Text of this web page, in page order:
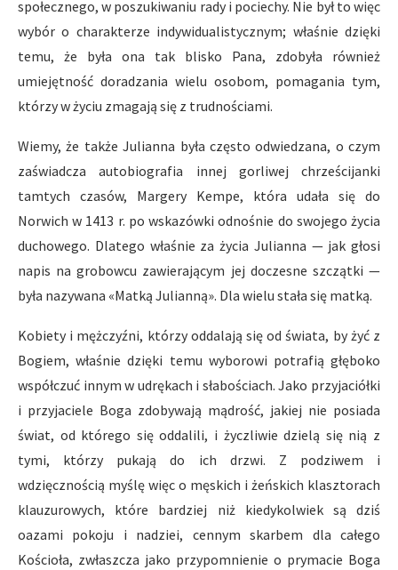
społecznego, w poszukiwaniu rady i pociechy. Nie był to więc
wybór o charakterze indywidualistycznym; właśnie dzięki
temu, że była ona tak blisko Pana, zdobyła również
umiejętność doradzania wielu osobom, pomagania tym,
którzy w życiu zmagają się z trudnościami.
Wiemy, że także Julianna była często odwiedzana, o czym
zaświadcza autobiografia innej gorliwej chrześcijanki
tamtych czasów, Margery Kempe, która udała się do
Norwich w 1413 r. po wskazówki odnośnie do swojego życia
duchowego. Dlatego właśnie za życia Julianna — jak głosi
napis na grobowcu zawierającym jej doczesne szczątki —
była nazywana «Matką Julianną». Dla wielu stała się matką.
Kobiety i mężczyźni, którzy oddalają się od świata, by żyć z
Bogiem, właśnie dzięki temu wyborowi potrafią głęboko
współczuć innym w udrękach i słabościach. Jako przyjaciółki
i przyjaciele Boga zdobywają mądrość, jakiej nie posiada
świat, od którego się oddalili, i życzliwie dzielą się nią z
tymi, którzy pukają do ich drzwi. Z podziwem i
wdzięcznością myślę więc o męskich i żeńskich klasztorach
klauzurowych, które bardziej niż kiedykolwiek są dziś
oazami pokoju i nadziei, cennym skarbem dla całego
Kościoła, zwłaszcza jako przypomnienie o prymacie Boga